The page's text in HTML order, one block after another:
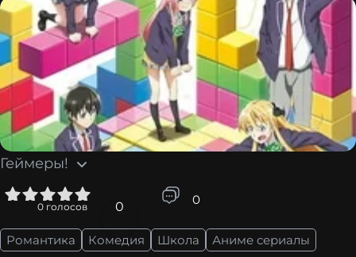
Геймеры!
0 голосов 0 0
Романтика Комедия Школа Аниме сериалы